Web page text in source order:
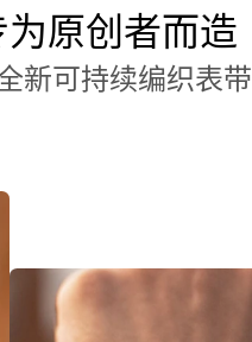
原创者而造
新可持续编织表带